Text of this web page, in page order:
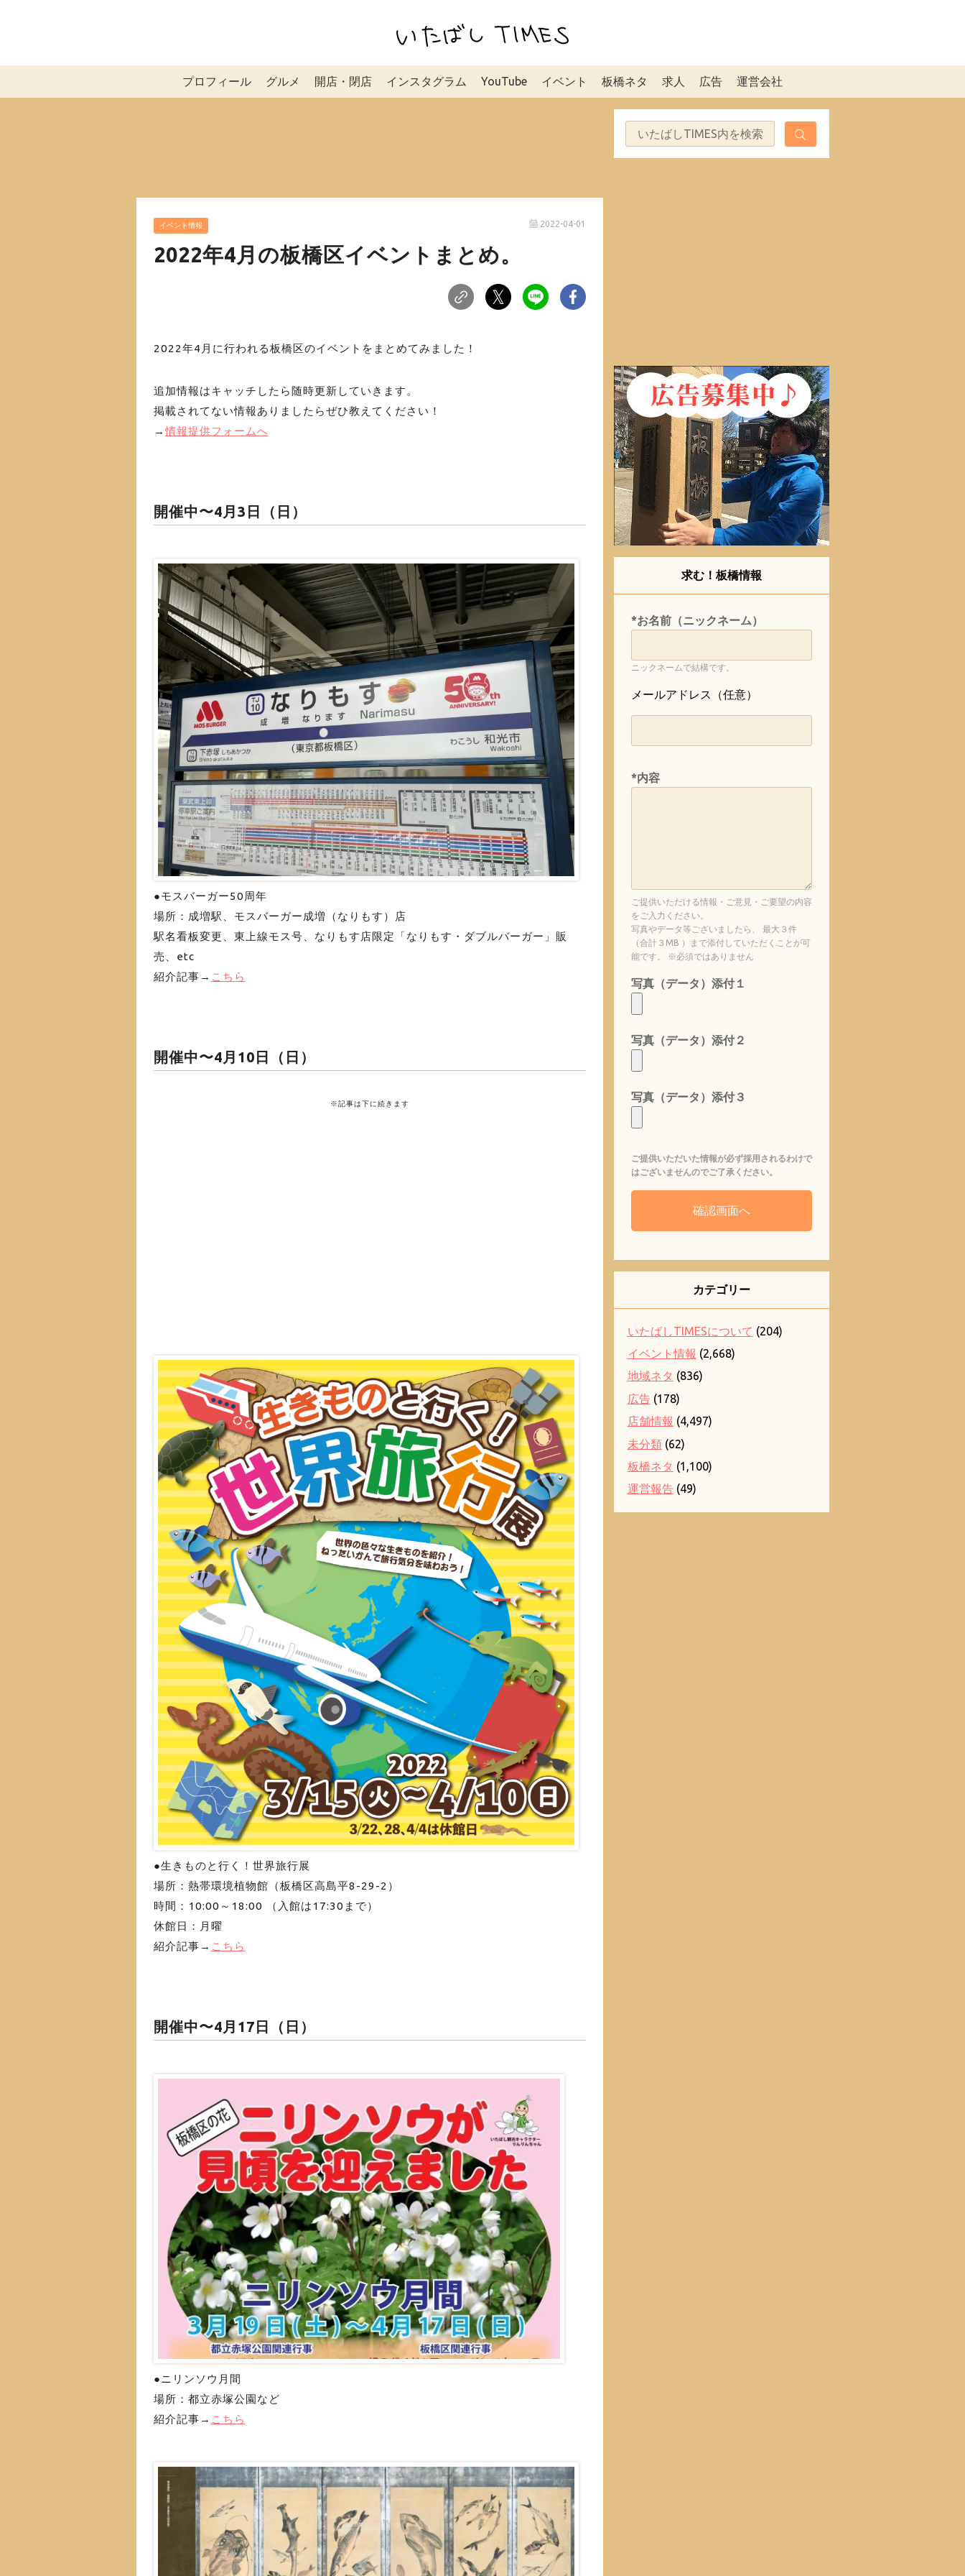
プロフィール グルメ 開店・閉店 インスタグラム YouTube イベント 板橋ネタ 求人 広告 運営会社
イベント情報 2022-04-01
2022年4月の板橋区イベントまとめ。
2022年4月に行われる板橋区のイベントをまとめてみました！
追加情報はキャッチしたら随時更新していきます。
掲載されてない情報ありましたらぜひ教えてください！
→情報提供フォームへ
開催中〜4月3日（日）
●モスバーガー50周年
場所：成増駅、モスバーガー成増（なりもす）店
駅名看板変更、東上線モス号、なりもす店限定「なりもす・ダブルバーガー」販
売、etc
紹介記事→ こちら
開催中〜4月10日（日）
※記事は下に続きます
●生きものと行く！世界旅行展
場所：熱帯環境植物館（板橋区高島平8-29-2）
時間：10:00～18:00 （入館は17:30まで）
休館日：月曜
紹介記事→ こちら
開催中〜4月17日（日）
●ニリンソウ月間
場所：都立赤塚公園など
紹介記事→ こちら
求む！板橋情報
*お名前（ニックネーム）
ニックネームで結構です。
メールアドレス（任意）
*内容
ご提供いただける情報・ご意見・ご要望の内容
をご入力ください。
写真やデータ等ございましたら、 最大３件
（合計３MB ）まで添付していただくことが可
能です。 ※必須ではありません
写真（データ）添付１
写真（データ）添付２
写真（データ）添付３
ご提供いただいた情報が必ず採用されるわけで
はございませんのでご了承ください。
カテゴリー
いたばしTIMESについて (204)
イベント情報 (2,668)
地域ネタ (836)
広告(178)
店舗情報 (4,497)
未分類(62)
板橋ネタ (1,100)
運営報告(49)